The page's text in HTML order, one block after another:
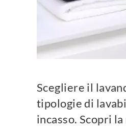
Scegliere il
tipologie di
incasso. Scopri